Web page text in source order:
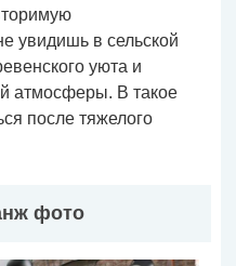
увидишь в сельской
уюта и
атмосферы. В такое
после тяжелого
фото